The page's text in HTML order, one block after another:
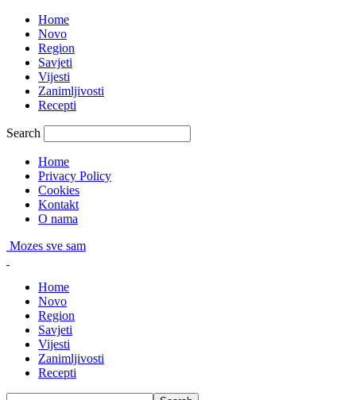
Home
Novo
Region
Savjeti
Vijesti
Zanimljivosti
Recepti
Search
Home
Privacy Policy
Cookies
Kontakt
O nama
Mozes sve sam
Home
Novo
Region
Savjeti
Vijesti
Zanimljivosti
Recepti